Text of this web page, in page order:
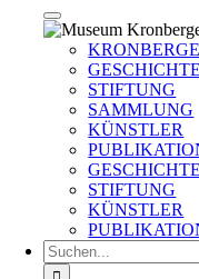
GESCHICHTE
STIFTUNG
SAMMLUNG
KÜNSTLER
GESCHICHTE
STIFTUNG
KÜNSTLER
Suche
nach: